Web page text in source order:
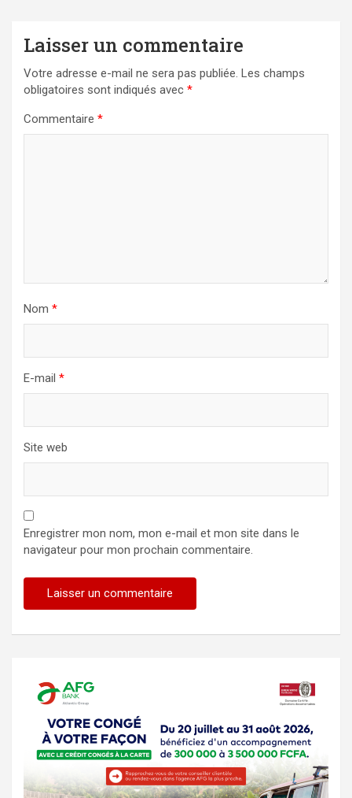
Laisser un commentaire
Votre adresse e-mail ne sera pas publiée. Les champs
obligatoires sont indiqués avec *
Commentaire *
Nom *
E-mail *
Site web
Enregistrer mon nom, mon e-mail et mon site dans le
navigateur pour mon prochain commentaire.